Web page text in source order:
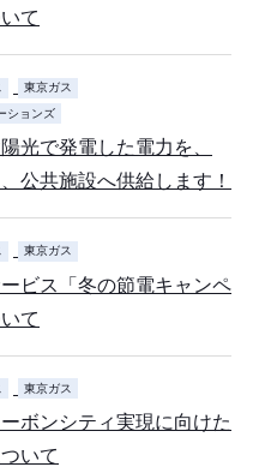
て
東京ガス
ションズ
光で発電した電力を、
公共施設へ供給します！
東京ガス
ビス「冬の節電キャンペ
て
東京ガス
ボンシティ実現に向けた
いて